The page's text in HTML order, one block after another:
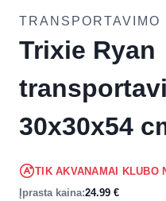
TRANSPORTAVIMO
Trixie Ryan
30x30x54
TIK AKVANAMAI KLUBO
Įprasta kaina:24.99 €